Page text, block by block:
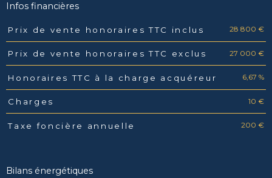
Infos financières
Caractéristiques Valeurs
Prix de vente honoraires TTC inclus 28 800 €
Prix de vente honoraires TTC exclus 27 000 €
Honoraires TTC à la charge acquéreur 6,67 %
Charges 10 €
Taxe foncière annuelle 200 €
Bilans énergétiques